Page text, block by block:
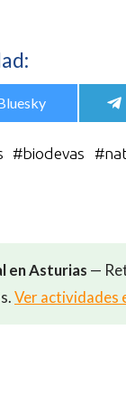
#biodevas #
en Asturias —
Ver actividades